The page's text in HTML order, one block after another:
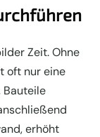
Zeit. Ohne
oft nur eine
Bauteile
erhöht